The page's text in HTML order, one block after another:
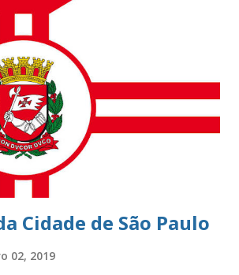
cobiçadas da cidade e um dos
do país. No último dia 26 de julho, o
anos de histórias. Francisca Ornellas
Blond Charles Le Blond, 1804-1880,
em 1830, proveniente de
a empresa ‘Navegação Aliança’ com a
Cidade de São Paulo
02, 2019